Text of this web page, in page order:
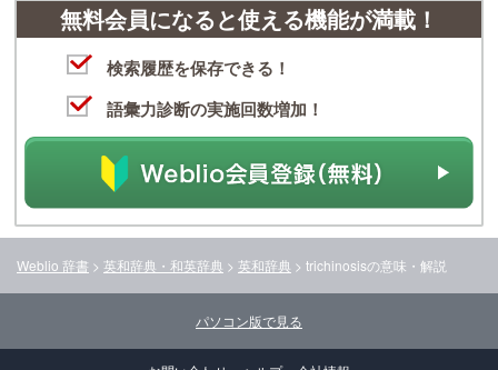
無料会員になると使える機能が満載！
検索履歴を保存できる！
語彙力診断の実施回数増加！
Weblio 辞書 > 英和辞典・和英辞典 > 英和辞典 > trichinosisの意味・解説
パソコン版で見る